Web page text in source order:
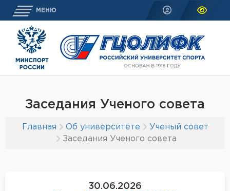
МЕНЮ
Заседания Ученого совета
Главная Об университете
Ученый совет
Заседания Ученого совета
30.06.2026